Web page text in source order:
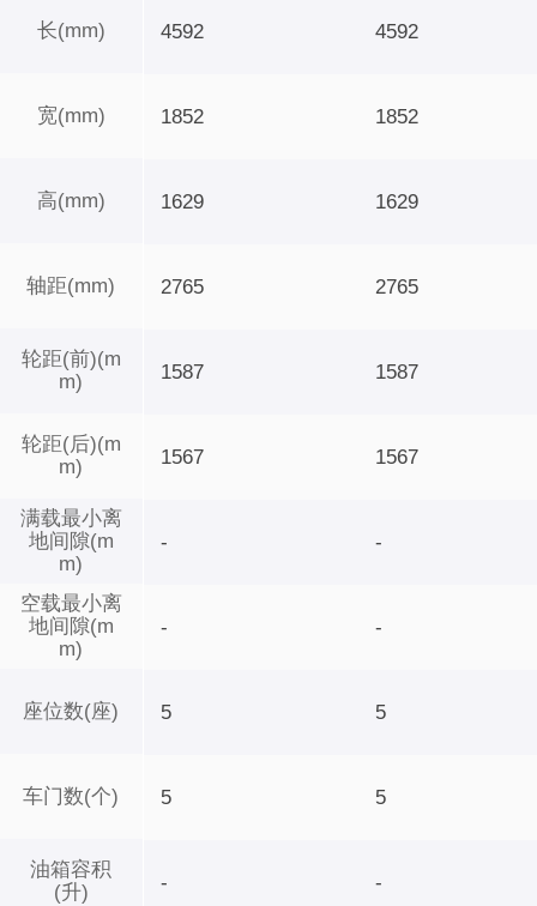
长(mm)
宽(mm)
高(mm)
轴距(mm)
轮距(前)(m
m)
轮距(后)(m
m)
满载最小离
地间隙(m
m)
空载最小离
地间隙(m
m)
座位数(座)
车门数(个)
油箱容积
(升)
4592 4592
1852 1852
1629 1629
2765 2765
1587 1587
1567 1567
- -
- -
5 5
5 5
- -